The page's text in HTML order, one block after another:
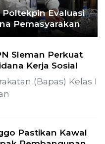
Evaluasi
Pemasyarakan
Sleman Perkuat
Kerja Sosial
(Bapas) Kelas I
Pastikan Kawal